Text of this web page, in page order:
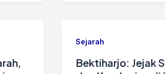
Sejarah
Bektiharjo: Jejak